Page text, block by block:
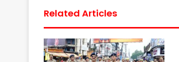
Related Articles